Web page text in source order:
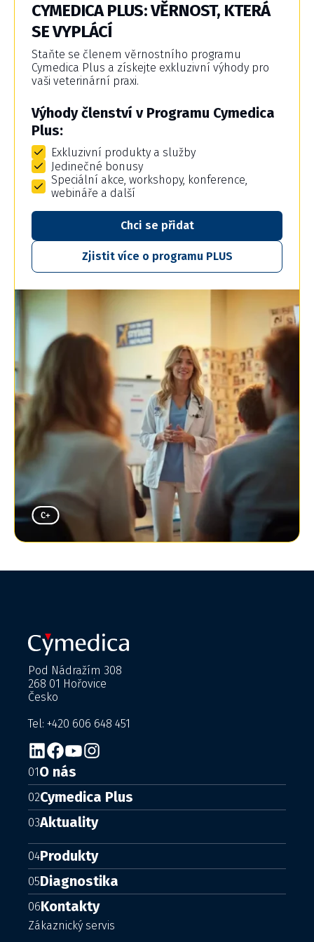
CYMEDICA PLUS: VĚRNOST, KTERÁ
SE VYPLÁCÍ
Staňte se členem věrnostního programu
Cymedica Plus a získejte exkluzivní výhody pro
vaši veterinární praxi.
Výhody členství v Programu Cymedica
Plus:
Exkluzivní produkty a služby
Jedinečné bonusy
Speciální akce, workshopy, konference,
webináře a další
Chci se přidat
Zjistit více o programu PLUS
Pod Nádražím 308
268 01 Hořovice
Česko
Tel: +420 606 648 451
01O nás
02Cymedica Plus
03Aktuality
04Produkty
05Diagnostika
06Kontakty
Zákaznický servis